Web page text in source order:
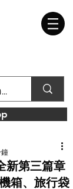
新第三篇章
箱、旅行袋
鐘